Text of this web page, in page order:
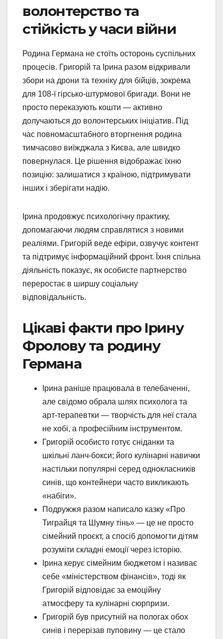
волонтерство та
стійкість у часи війни
Родина Германа не стоїть осторонь суспільних
процесів. Григорій та Ірина разом відкривали
збори на дрони та техніку для бійців, зокрема
для 108-ї гірсько-штурмової бригади. Вони не
просто переказують кошти — активно
долучаються до волонтерських ініціатив. Під
час повномасштабного вторгнення родина
тимчасово виїжджала з Києва, але швидко
повернулася. Це рішення відображає їхню
позицію: залишатися з країною, підтримувати
інших і зберігати надію.
Ірина продовжує психологічну практику,
допомагаючи людям справлятися з новими
реаліями. Григорій веде ефіри, озвучує контент
та підтримує інформаційний фронт. Їхня спільна
діяльність показує, як особисте партнерство
переростає в ширшу соціальну
відповідальність.
Цікаві факти про Ірину
Фролову та родину
Германа
Ірина раніше працювала в телебаченні,
але свідомо обрала шлях психолога та
арт-терапевтки — творчість для неї стала
не хобі, а професійним інструментом.
Григорій особисто готує сніданки та
шкільні ланч-бокси; його кулінарні навички
настільки популярні серед однокласників
синів, що контейнери часто викликають
«набіги».
Подружжя разом написало казку «Про
Тиграйця та Шумну тінь» — це не просто
сімейний проєкт, а спосіб допомогти дітям
розуміти складні емоції через історію.
Ірина керує сімейним бюджетом і називає
себе «міністерством фінансів», тоді як
Григорій відповідає за емоційну
атмосферу та кулінарні сюрпризи.
Григорій був присутній на пологах обох
синів і перерізав пуповину — це стало